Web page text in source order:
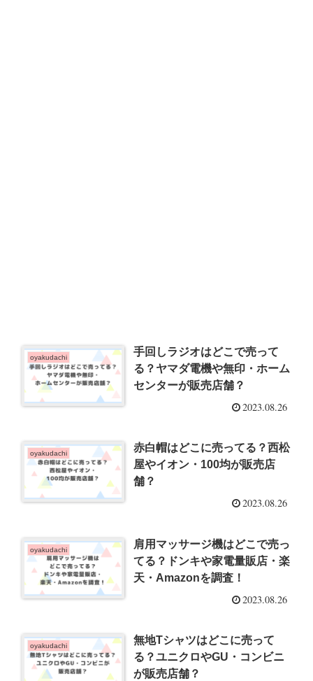
oyakudachi
手回しラジオはどこで売って
る？ヤマダ電機や無印・ホーム
センターが販売店舗？
2023.08.26
oyakudachi
赤白帽はどこに売ってる？西松
屋やイオン・100均が販売店
舗？
2023.08.26
oyakudachi
肩用マッサージ機はどこで売っ
てる？ドンキや家電量販店・楽
天・Amazonを調査！
2023.08.26
oyakudachi
無地Tシャツはどこに売って
る？ユニクロやGU・コンビニ
が販売店舗？